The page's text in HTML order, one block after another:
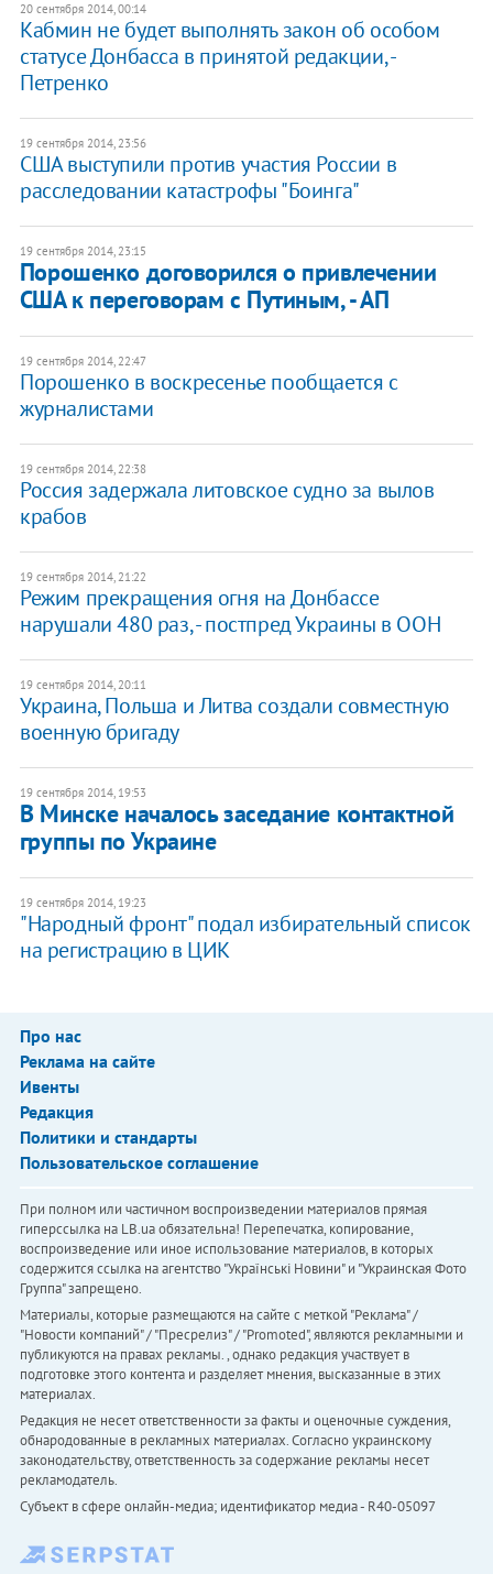
20 сентября 2014, 00:14
Кабмин не будет выполнять закон об особом
статусе Донбасса в принятой редакции, -
Петренко
19 сентября 2014, 23:56
США выступили против участия России в
расследовании катастрофы "Боинга"
19 сентября 2014, 23:15
Порошенко договорился о привлечении
США к переговорам с Путиным, - АП
19 сентября 2014, 22:47
Порошенко в воскресенье пообщается с
журналистами
19 сентября 2014, 22:38
Россия задержала литовское судно за вылов
крабов
19 сентября 2014, 21:22
Режим прекращения огня на Донбассе
нарушали 480 раз, - постпред Украины в ООН
19 сентября 2014, 20:11
Украина, Польша и Литва создали совместную
военную бригаду
19 сентября 2014, 19:53
В Минске началось заседание контактной
группы по Украине
19 сентября 2014, 19:23
"Народный фронт" подал избирательный список
на регистрацию в ЦИК
Про нас
Реклама на сайте
Ивенты
Редакция
Политики и стандарты
Пользовательское соглашение
При полном или частичном воспроизведении материалов прямая
гиперссылка на LB.ua обязательна! Перепечатка, копирование,
воспроизведение или иное использование материалов, в которых
содержится ссылка на агентство "Українськi Новини" и "Украинская Фото
Группа" запрещено.
Материалы, которые размещаются на сайте с меткой "Реклама" /
"Новости компаний" / "Пресрелиз" / "Promoted", являются рекламными и
публикуются на правах рекламы. , однако редакция участвует в
подготовке этого контента и разделяет мнения, высказанные в этих
материалах.
Редакция не несет ответственности за факты и оценочные суждения,
обнародованные в рекламных материалах. Согласно украинскому
законодательству, ответственность за содержание рекламы несет
рекламодатель.
Субъект в сфере онлайн-медиа; идентификатор медиа - R40-05097